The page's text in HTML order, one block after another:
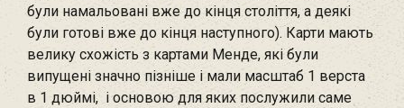
були намальовані вже до кінця століття, а деякі
були готові вже до кінця наступного). Карти мають
велику схожість з картами Менде, які були
випущені значно пізніше і мали масштаб 1 верста
в 1 дюймі, і основою для яких послужили саме